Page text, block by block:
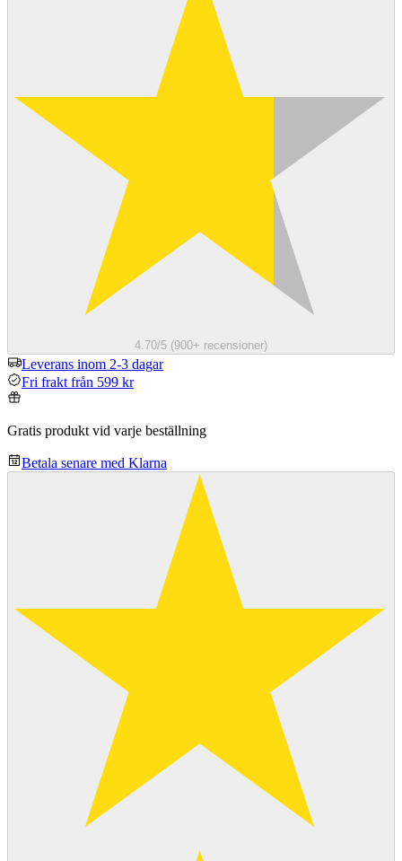
4.70/5 (900+ recensioner)
Leverans inom 2-3 dagar
Fri frakt från 599 kr
Gratis produkt vid varje beställning
Betala senare med Klarna